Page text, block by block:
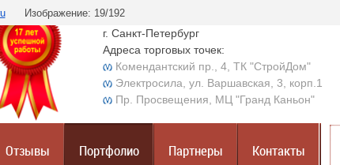
г. Санкт-Петербург
Адреса торговых точек:
Комендантский пр., 4, ТК "СтройДом"
Электросила, ул. Варшавская, 3, корп.1
Пр. Просвещения, МЦ "Гранд Каньон"
Отзывы Портфолио Партнеры Контакты
Изображение: 19/192